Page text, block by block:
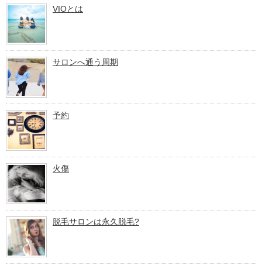
VIOとは
サロンへ通う周期
予約
火傷
脱毛サロンは永久脱毛?